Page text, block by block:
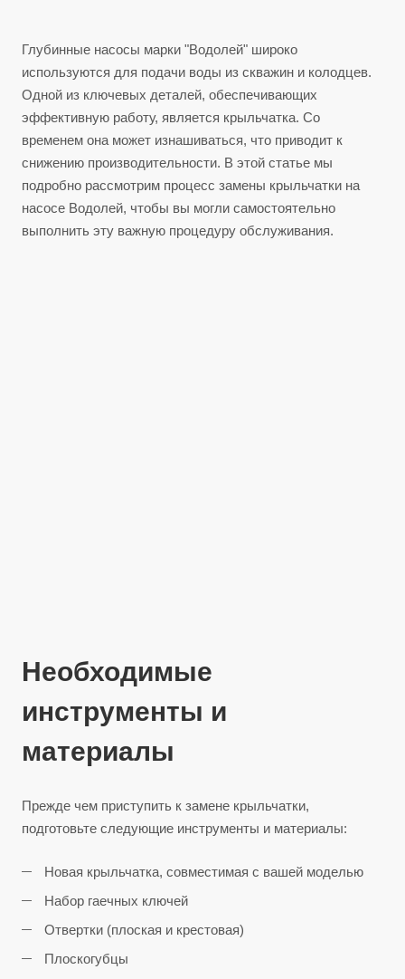
Глубинные насосы марки "Водолей" широко
используются для подачи воды из скважин и колодцев.
Одной из ключевых деталей, обеспечивающих
эффективную работу, является крыльчатка. Со
временем она может изнашиваться, что приводит к
снижению производительности. В этой статье мы
подробно рассмотрим процесс замены крыльчатки на
насосе Водолей, чтобы вы могли самостоятельно
выполнить эту важную процедуру обслуживания.
Необходимые
инструменты и
материалы
Прежде чем приступить к замене крыльчатки,
подготовьте следующие инструменты и материалы:
Новая крыльчатка, совместимая с вашей моделью
Набор гаечных ключей
Отвертки (плоская и крестовая)
Плоскогубцы